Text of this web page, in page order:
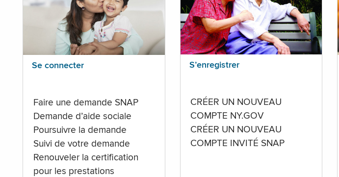
Se connecter
Faire une demande SNAP
Demande d’aide sociale
Poursuivre la demande
Suivi de votre demande
Renouveler la certification
pour les prestations
S’enregistrer
CRÉER UN NOUVEAU
COMPTE NY.GOV
CRÉER UN NOUVEAU
COMPTE INVITÉ SNAP